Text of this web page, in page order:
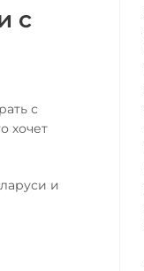
с
с
хочет
и